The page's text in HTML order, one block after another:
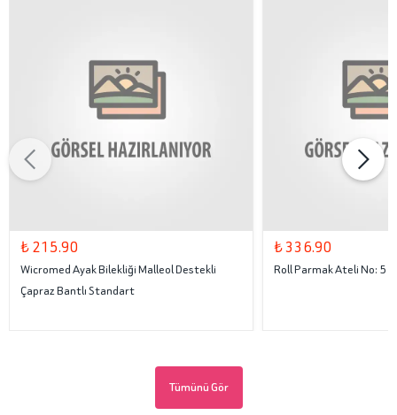
₺ 215.90
Wicromed Ayak Bilekliği Malleol Destekli
Çapraz Bantlı Standart
₺ 336.90
Roll Parmak Ateli No: 5
Tümünü Gör